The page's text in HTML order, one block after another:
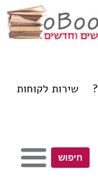
שירות לקוחות